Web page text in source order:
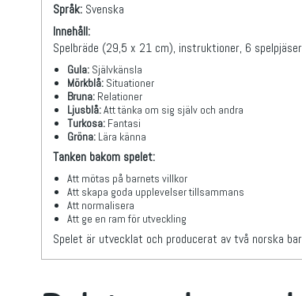
Språk: Svenska
Innehåll:
Spelbräde (29,5 x 21 cm), instruktioner, 6
Gula:Självkänsla
Mörkblå:Situationer
Bruna:Relationer
Ljusblå:Att tänka om sig själv och andra
Turkosa:Fantasi
Gröna:Lära känna
Tanken bakom spelet:
Att mötas på barnets villkor
Att skapa goda upplevelser tillsammans
Att normalisera
Att ge en ram för utveckling
Spelet är utvecklat och producerat av två norska